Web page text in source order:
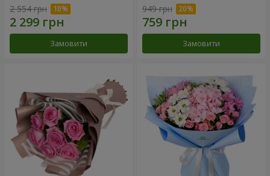
2 554 грн
Замовити
949 грн
Замовити